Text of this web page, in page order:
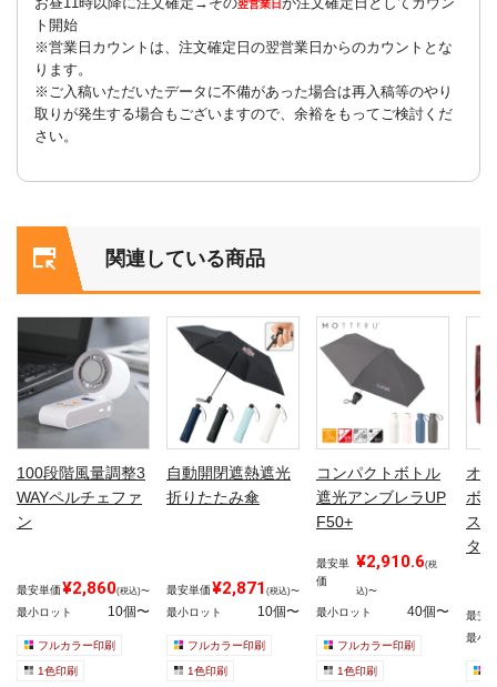
翌営業日
ト開始
※営業日カウントは、注文確定日の翌営業日からのカウントとな
ります。
※ご入稿いただいたデータに不備があった場合は再入稿等のやり
取りが発生する場合もございますので、余裕をもってご検討くだ
さい。
関連している商品
100段階風量調整3
WAYペルチェファ
ン
最安単価¥2,860(税込)〜
最小ロット 10個〜
フルカラー印刷
1色印刷
自動開閉遮熱遮光
折りたたみ傘
最安単価¥2,871 (税込)〜
最小ロット 10個〜
フルカラー印刷
1色印刷
コンパクトボトル
遮光アンブレラUP
F50+
最安単
価
¥2,910.6(税
込)〜
最小ロット 40個〜
フルカラー印刷
1色印刷
オ
ボ
ス
タ
最安
最小